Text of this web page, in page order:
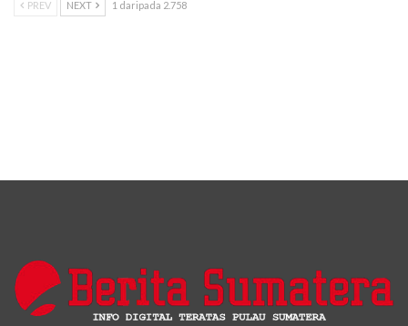
PREV NEXT 1 daripada 2.758